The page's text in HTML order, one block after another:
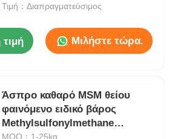
MSM
Τιμή：Διαπραγματεύσιμος
Μιλήστε τώρα.
Άσπρο καθαρό MSM θείου
φαινόμενο ειδικό βάρος
Methylsulfonylmethane
0.73g/ml κρυστάλλων οργανικό
MOQ：1-25kg